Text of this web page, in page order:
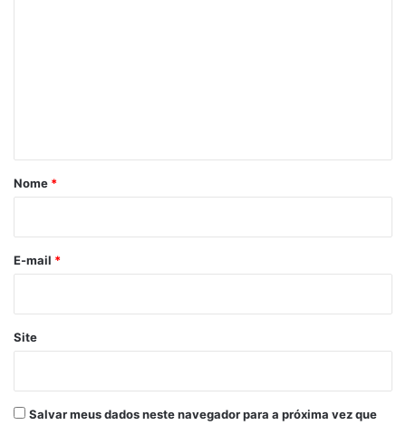
r
*
Nome *
E-mail *
Site
Salvar meus dados neste navegador para a próxima vez que